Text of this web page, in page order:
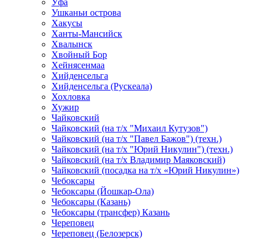
Уфа
Ушканьи острова
Хакусы
Ханты-Мансийск
Хвалынск
Хвойный Бор
Хейнясенмаа
Хийденсельга
Хийденсельга (Рускеала)
Хохловка
Хужир
Чайковский
Чайковский (на т/х "Михаил Кутузов")
Чайковский (на т/х "Павел Бажов") (техн.)
Чайковский (на т/х "Юрий Никулин") (техн.)
Чайковский (на т/х Владимир Маяковский)
Чайковский (посадка на т/х «Юрий Никулин»)
Чебоксары
Чебоксары (Йошкар-Ола)
Чебоксары (Казань)
Чебоксары (трансфер) Казань
Череповец
Череповец (Белозерск)